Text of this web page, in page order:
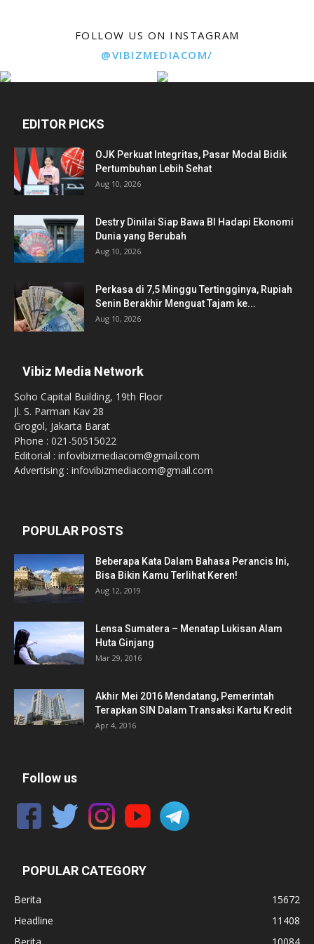
FOLLOW US ON INSTAGRAM
@VIBIZMEDIACOM/
EDITOR PICKS
OJK Perkuat Integritas, Pasar Modal Bidik
Pertumbuhan Lebih Sehat
Aug 10, 2026
Destry Dinilai Siap Bawa BI Hadapi Ekonomi
Dunia yang Berubah
Aug 10, 2026
Perkasa di 7,5 Minggu Tertingginya, Rupiah
Senin Berakhir Menguat Tajam ke...
Aug 10, 2026
Vibiz Media Network
Soho Capital Building, 19th Floor
Jl. S. Parman Kav 28
Grogol, Jakarta Barat
Phone : 021-50515022
Editorial : infovibizmediacom@gmail.com
Advertising : infovibizmediacom@gmail.com
POPULAR POSTS
Beberapa Kata Dalam Bahasa Perancis Ini,
Bisa Bikin Kamu Terlihat Keren!
Aug 12, 2019
Lensa Sumatera – Menatap Lukisan Alam
Huta Ginjang
Mar 29, 2016
Akhir Mei 2016 Mendatang, Pemerintah
Terapkan SIN Dalam Transaksi Kartu Kredit
Apr 4, 2016
Follow us
POPULAR CATEGORY
Berita
15672
Headline
11408
Berita
10084